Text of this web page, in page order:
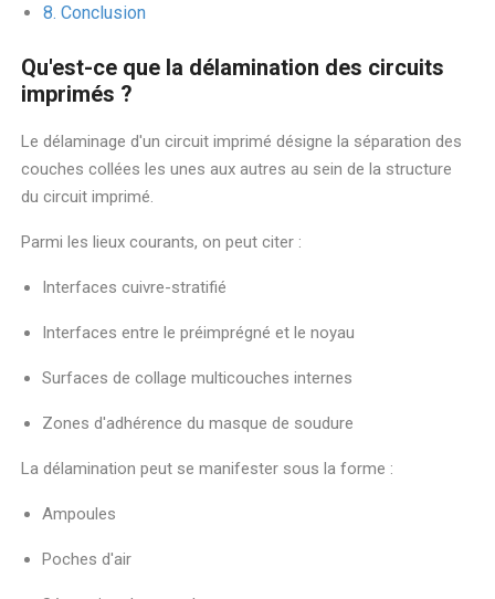
Conclusion
Qu'est-ce que la délamination des circuits
imprimés ?
Le délaminage d'un circuit imprimé désigne la séparation des
couches collées les unes aux autres au sein de la structure
du circuit imprimé.
Parmi les lieux courants, on peut citer :
Interfaces cuivre-stratifié
Interfaces entre le préimprégné et le noyau
Surfaces de collage multicouches internes
Zones d'adhérence du masque de soudure
La délamination peut se manifester sous la forme :
Ampoules
Poches d'air